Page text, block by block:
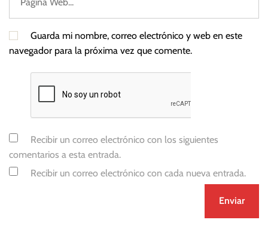
Guarda mi nombre, correo electrónico y web en este
navegador para la próxima vez que comente.
Recibir un correo electrónico con los siguientes
comentarios a esta entrada.
Recibir un correo electrónico con cada nueva entrada.